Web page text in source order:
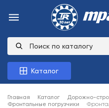
Каталог
Главная Каталог
Дорожно-
Фронтальные погрузчики